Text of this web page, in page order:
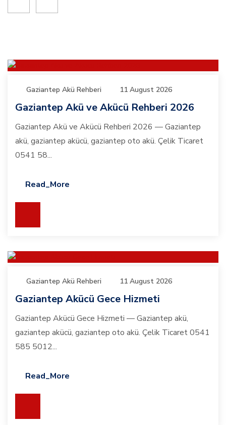
Gaziantep Akü Rehberi 11 August 2026
Gaziantep Akü ve Akücü Rehberi 2026
Gaziantep Akü ve Akücü Rehberi 2026 — Gaziantep
akü, gaziantep akücü, gaziantep oto akü. Çelik Ticaret
0541 58...
Read_More
Gaziantep Akü Rehberi 11 August 2026
Gaziantep Akücü Gece Hizmeti
Gaziantep Akücü Gece Hizmeti — Gaziantep akü,
gaziantep akücü, gaziantep oto akü. Çelik Ticaret 0541
585 5012...
Read_More